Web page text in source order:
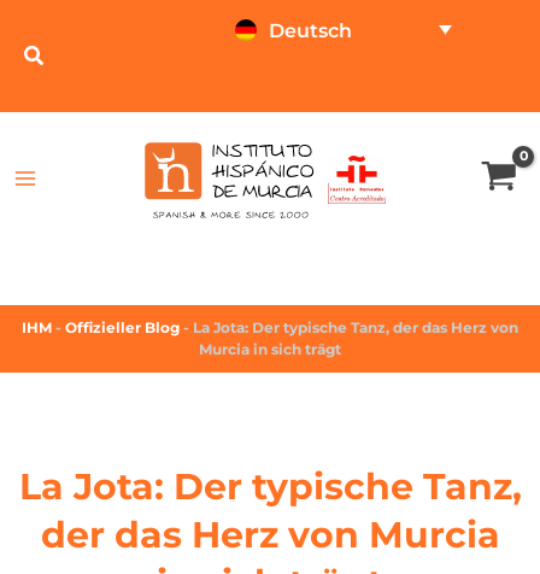
Deutsch
IHM - Offizieller Blog - La Jota: Der typische Tanz, der das Herz von
Murcia in sich trägt
La Jota: Der typische Tanz,
der das Herz von Murcia